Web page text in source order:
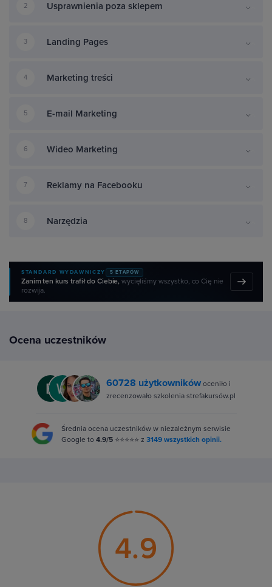
2 Usprawnienia poza sklepem
3 Landing Pages
4 Marketing treści
5 E-mail Marketing
6 Wideo Marketing
7 Reklamy na Facebooku
8 Narzędzia
STANDARD WYDAWNICZY 5 ETAPÓW
Zanim ten kurs trafił do Ciebie,wycięliśmy wszystko, co Cię nie
rozwija.
Ocena uczestników
60728 użytkownikówoceniło i
zrecenzowało szkolenia strefakursów.pl
Średnia ocena uczestników w niezależnym serwisie
Google to 4.9/5 ⭐⭐⭐⭐⭐ z 3149 wszystkich opinii.
4.9